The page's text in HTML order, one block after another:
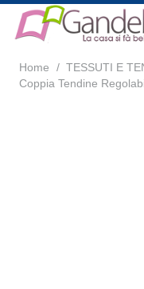
Home / TESSUTI E
Coppia Tendine